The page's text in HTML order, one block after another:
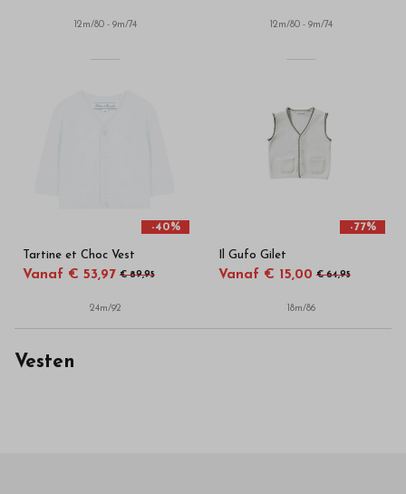
12m/80 - 9m/74 12m/80 - 9m/74
-40%
Tartine et Choc Vest
Vanaf € 53,97 € 89,95
24m/92
-77%
Il Gufo Gilet
Vanaf € 15,00 € 64,95
18m/86
Vesten